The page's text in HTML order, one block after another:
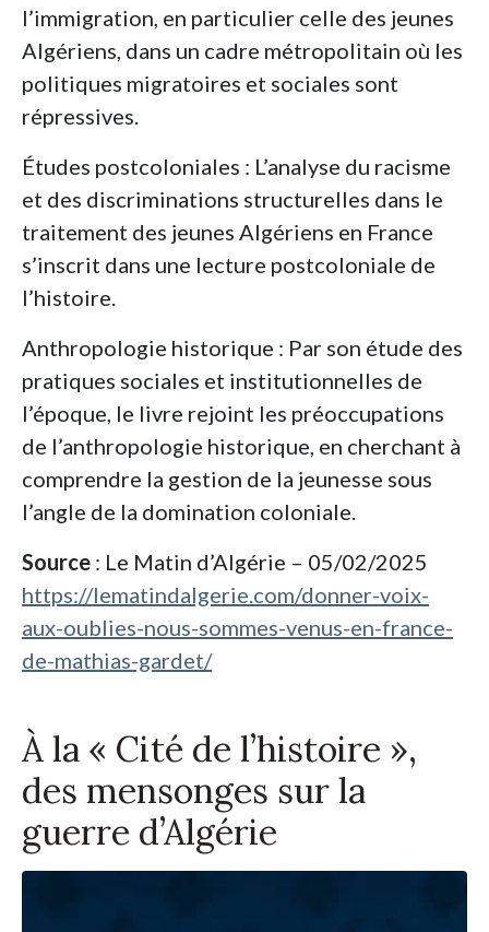
l’immigration, en particulier celle des jeunes
Algériens, dans un cadre métropolitain où les
politiques migratoires et sociales sont
répressives.
Études postcoloniales : L’analyse du racisme
et des discriminations structurelles dans le
traitement des jeunes Algériens en France
s’inscrit dans une lecture postcoloniale de
l’histoire.
Anthropologie historique : Par son étude des
pratiques sociales et institutionnelles de
l’époque, le livre rejoint les préoccupations
de l’anthropologie historique, en cherchant à
comprendre la gestion de la jeunesse sous
l’angle de la domination coloniale.
Source : Le Matin d’Algérie – 05/02/2025
https://lematindalgerie.com/donner-voix-
aux-oublies-nous-sommes-venus-en-france-
de-mathias-gardet/
À la « Cité de l’histoire »,
des mensonges sur la
guerre d’Algérie